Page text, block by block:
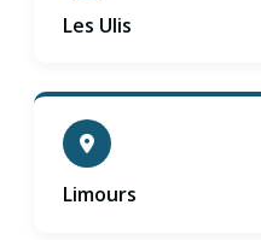
Les Ulis
Limours